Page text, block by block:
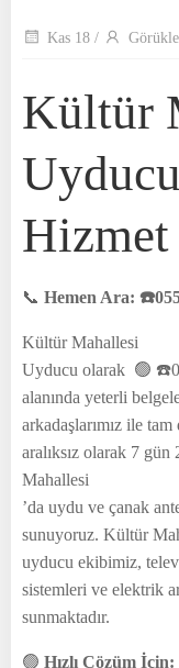
Kas 18 /
Kültür
Hizmet
📞 Hemen Ara:
Kültür Mahallesi
Uyducu olarak 🟢
alanında yeterli
arkadaşlarımız ile
aralıksız olarak 7
Mahallesi
’da uydu ve çanak
sunuyoruz. Kültür
uyducu ekibimiz,
sistemleri ve elektrik
sunmaktadır.
🟢 Hızlı Çözüm İçin: